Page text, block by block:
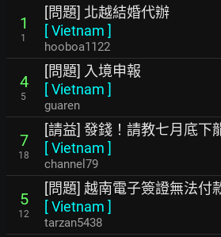
1
1
[問題] 北越結婚代辦
[Vietnam ]
hooboa1122
4
5
[問題] 入境申報
[Vietnam ]
guaren
7
18
[請益] 發錢！請教七月底下
[Vietnam ]
channel79
5
12
[問題] 越南電子簽證無法付
[Vietnam ]
tarzan5438